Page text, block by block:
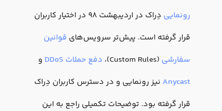
رونمایی
دِراک در اردیبهشت ۹۸ در اختیار کاربران
قرار گرفته است. پیش‌تر سرویس‌های قوانین
سفارشی (Custom Rules)، دفع حملات DDoS
و
Anycast نیز رونمایی و در دسترس کاربران دِراک
قرار گرفته بود. توضیحات تکمیلی راجع به این